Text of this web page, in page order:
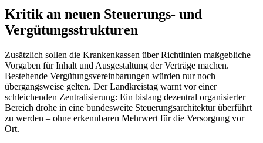
Kritik an neuen Steuerungs- und
Vergütungsstrukturen
Zusätzlich sollen die Krankenkassen über Richtlinien maßgebliche
Vorgaben für Inhalt und Ausgestaltung der Verträge machen.
Bestehende Vergütungsvereinbarungen würden nur noch
übergangsweise gelten. Der Landkreistag warnt vor einer
schleichenden Zentralisierung: Ein bislang dezentral organisierter
Bereich drohe in eine bundesweite Steuerungsarchitektur überführt
zu werden – ohne erkennbaren Mehrwert für die Versorgung vor
Ort.